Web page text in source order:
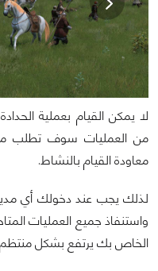
لا يمكن القيام بعملية
من العمليات سوف تطلب
معاودة القيام بالنشاط.
لذلك يجب عند دخولك أي
واستنفاذ جميع العمليات
الخاص بك يرتفع بشكل